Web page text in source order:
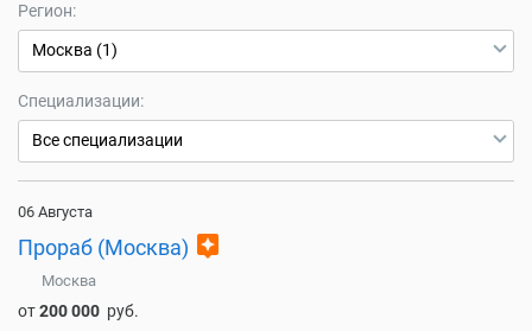
Регион:
Москва (1)
Специализации:
Все специализации
06 Августа
Прораб (Москва) assistant
Москва
от200 000 руб.